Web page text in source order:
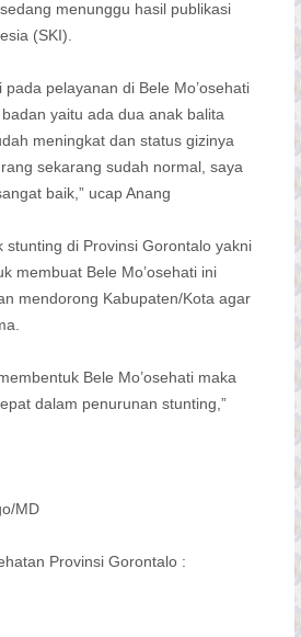
menunggu hasil publikasi
(SKI).
pada pelayanan di Bele Mo’osehati
yaitu ada dua anak balita
meningkat dan status gizinya
sekarang sudah normal, saya
baik,” ucap Anang
stunting di Provinsi Gorontalo yakni
membuat Bele Mo’osehati ini
mendorong Kabupaten/Kota agar
Bele Mo’osehati maka
dalam penurunan stunting,”
MD
Provinsi Gorontalo :